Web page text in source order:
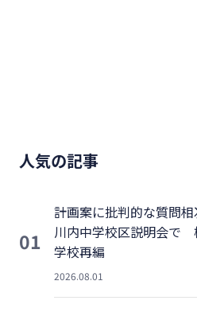
人気の記事
01
計画案に批判的な質問
川内中学校区説明会で
学校再編
2026.08.01